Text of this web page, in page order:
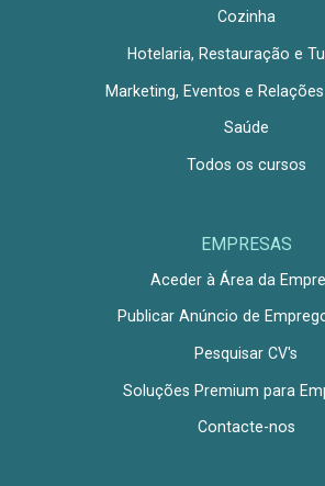
Cozinha
Hotelaria, Restauração e
Marketing, Eventos e
Saúde
Todos os cursos
EMPRESAS
Aceder à Área da
Publicar Anúncio de
Pesquisar CV's
Soluções Premium para
Contacte-nos